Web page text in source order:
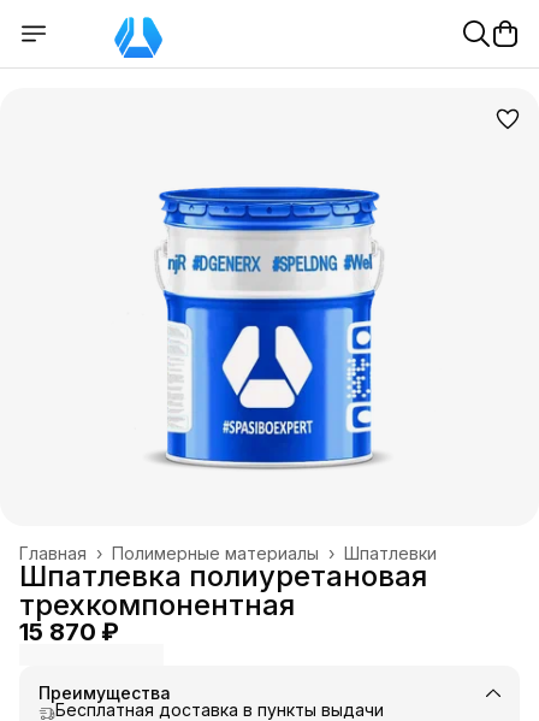
Шпатлевки
Полимерные материалы ›
Главная ›
Шпатлевка полиуретановая
трехкомпонентная
15 870 ₽
Преимущества
Бесплатная доставка в пункты выдачи